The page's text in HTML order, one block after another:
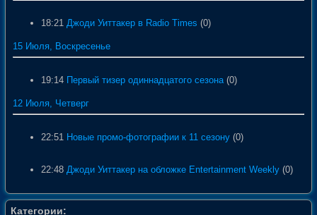
18:21 Джоди Уиттакер в Radio Times (0)
15 Июля, Воскресенье
19:14 Первый тизер одиннадцатого сезона (0)
12 Июля, Четверг
22:51 Новые промо-фотографии к 11 сезону (0)
22:48 Джоди Уиттакер на обложке Entertainment Weekly (0)
Категории: